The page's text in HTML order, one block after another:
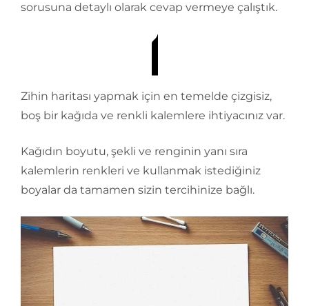
sorusuna detaylı olarak cevap vermeye çalıştık.
Zihin haritası yapmak için en temelde çizgisiz,
boş bir kağıda ve renkli kalemlere ihtiyacınız var.
Kağıdın boyutu, şekli ve renginin yanı sıra
kalemlerin renkleri ve kullanmak istediğiniz
boyalar da tamamen sizin tercihinize bağlı.